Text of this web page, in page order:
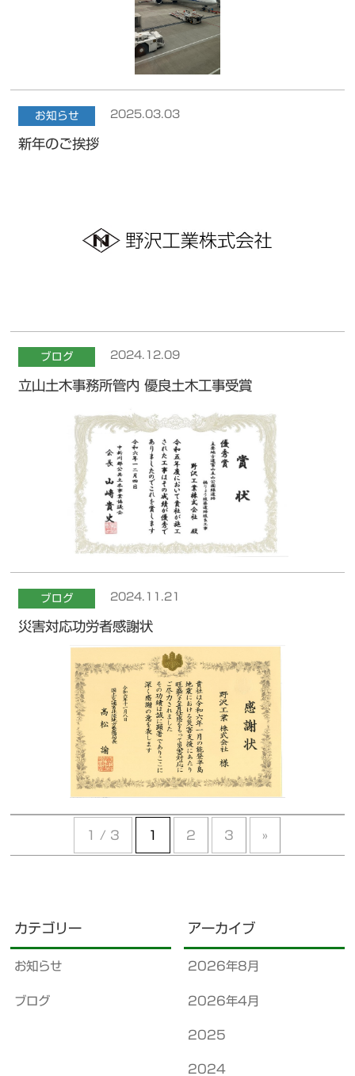
お知らせ 2025.03.03
新年のご挨拶
ブログ 2024.12.09
立山土木事務所管内 優良土木工事受賞
ブログ 2024.11.21
災害対応功労者感謝状
1 / 3 1 2 3 »
カテゴリー
お知らせ
ブログ
アーカイブ
2026年8月
2026年4月
2025
2024